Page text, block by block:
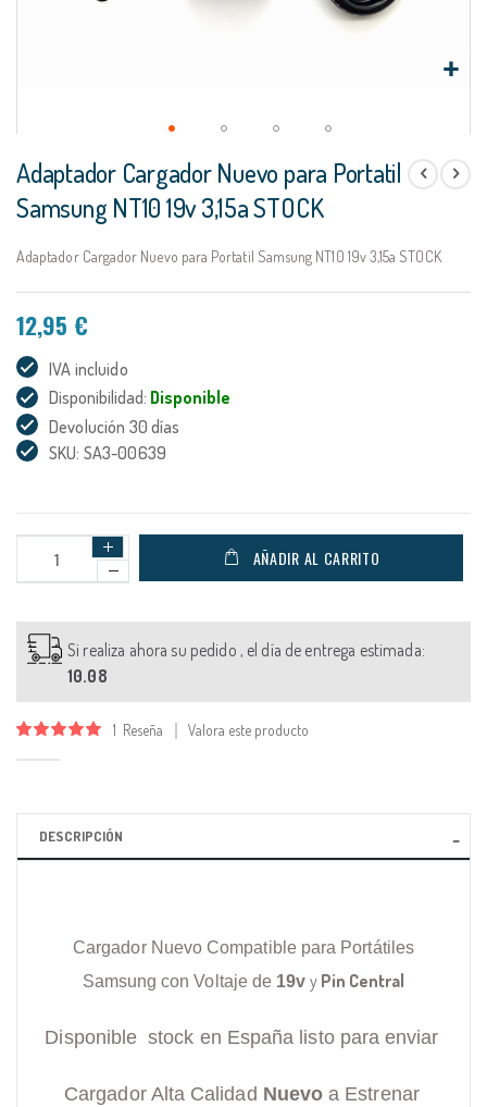
al
comienzo
de
galería
Adaptador Cargador Nuevo para Portatil
Samsung NT10 19v 3,15a STOCK
Adaptador Cargador Nuevo para Portatil Samsung NT10 19v 3,15a STOCK
12,95 €
IVA incluido
Disponibilidad: Disponible
Devolución 30 días
SKU: SA3-00639
AÑADIR AL CARRITO
Si realiza ahora su pedido , el día de entrega estimada:
10.08
Valoración:
1 Reseña Valora este producto
DESCRIPCIÓN
Cargador Nuevo Compatible para Portátiles
Samsung con Voltaje de 19v y Pin Central
Disponible stock en España listo para enviar
Cargador Alta Calidad Nuevo a Estrenar